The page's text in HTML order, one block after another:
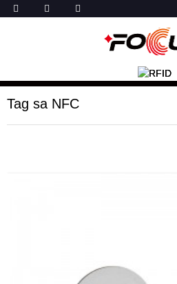
Tag sa NFC